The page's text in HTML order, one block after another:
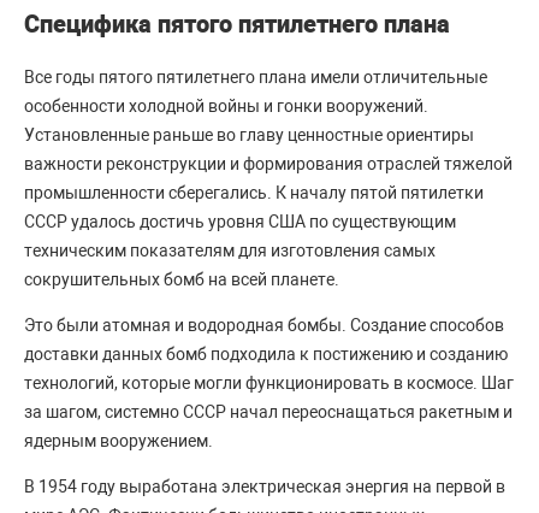
Специфика пятого пятилетнего плана
Все годы пятого пятилетнего плана имели отличительные
особенности холодной войны и гонки вооружений.
Установленные раньше во главу ценностные ориентиры
важности реконструкции и формирования отраслей тяжелой
промышленности сберегались. К началу пятой пятилетки
СССР удалось достичь уровня США по существующим
техническим показателям для изготовления самых
сокрушительных бомб на всей планете.
Это были атомная и водородная бомбы. Создание способов
доставки данных бомб подходила к постижению и созданию
технологий, которые могли функционировать в космосе. Шаг
за шагом, системно СССР начал переоснащаться ракетным и
ядерным вооружением.
В 1954 году выработана электрическая энергия на первой в